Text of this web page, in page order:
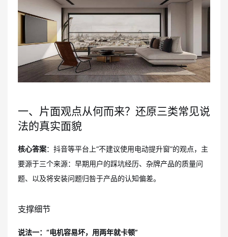
一、片面观点从何而来？还原三类常见说
法的真实面貌
核心答案：抖音等平台上“不建议使用电动提升窗”的观点，主
要源于三个来源：早期用户的踩坑经历、杂牌产品的质量问
题、以及将安装问题归咎于产品的认知偏差。
支撑细节
说法一：“电机容易坏，用两年就卡顿”